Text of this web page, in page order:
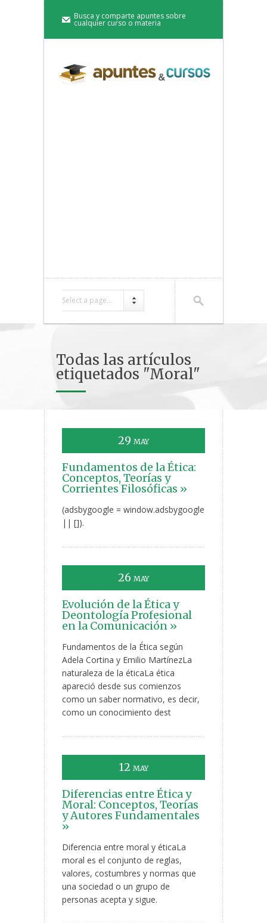
Busca y comparte apuntes sobre
cualquier curso o materia
Select a page...
Todas las artículos
etiquetados "Moral"
29 MAY
Fundamentos de la Ética:
Conceptos, Teorías y
Corrientes Filosóficas »
(adsbygoogle = window.adsbygoogle
|| []).
26 MAY
Evolución de la Ética y
Deontología Profesional
en la Comunicación »
Fundamentos de la Ética según
Adela Cortina y Emilio MartínezLa
naturaleza de la éticaLa ética
apareció desde sus comienzos
como un saber normativo, es decir,
como un conocimiento dest
12 MAY
Diferencias entre Ética y
Moral: Conceptos, Teorías
y Autores Fundamentales
»
Diferencia entre moral y éticaLa
moral es el conjunto de reglas,
valores, costumbres y normas que
una sociedad o un grupo de
personas acepta y sigue.